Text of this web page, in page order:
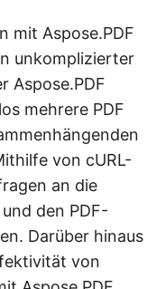
mit Aspose.PDF
unkomplizierter
Aspose.PDF
mehrere PDF
von cURL-
an die
den PDF-
Darüber hinaus
von